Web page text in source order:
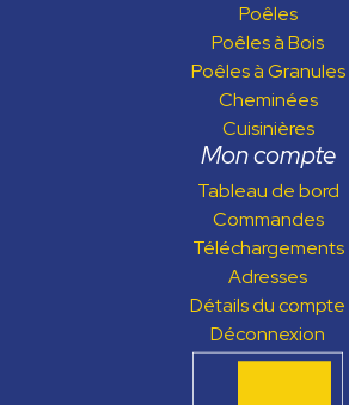
Poêles
Poêles à Bois
Poêles à Granules
Cheminées
Cuisinières
Mon compte
Tableau de bord
Commandes
Téléchargements
Adresses
Détails du compte
Déconnexion